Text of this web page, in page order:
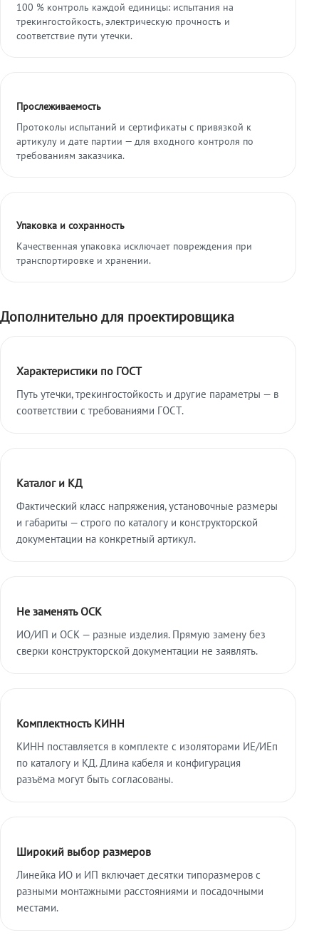
100 % контроль каждой единицы: испытания на
трекингостойкость, электрическую прочность и
соответствие пути утечки.
Прослеживаемость
Протоколы испытаний и сертификаты с привязкой к
артикулу и дате партии — для входного контроля по
требованиям заказчика.
Упаковка и сохранность
Качественная упаковка исключает повреждения при
транспортировке и хранении.
Дополнительно для проектировщика
Характеристики по ГОСТ
Путь утечки, трекингостойкость и другие параметры — в
соответствии с требованиями ГОСТ.
Каталог и КД
Фактический класс напряжения, установочные размеры
и габариты — строго по каталогу и конструкторской
документации на конкретный артикул.
Не заменять ОСК
ИО/ИП и ОСК — разные изделия. Прямую замену без
сверки конструкторской документации не заявлять.
Комплектность КИНН
КИНН поставляется в комплекте с изоляторами ИЕ/ИЕп
по каталогу и КД. Длина кабеля и конфигурация
разъёма могут быть согласованы.
Широкий выбор размеров
Линейка ИО и ИП включает десятки типоразмеров с
разными монтажными расстояниями и посадочными
местами.